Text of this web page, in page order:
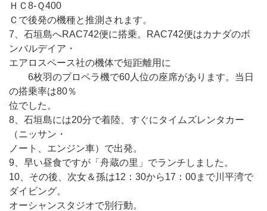
ＨＣ8-Ｑ400
Ｃで後発の機種と推測されます。
7、石垣島へRAC742便に搭乗。RAC742便はカナダのボ
ンバルデイア・
エアロスペース社の機体で短距離用に
6枚羽のプロペラ機で60人位の座席があります。当日
の搭乗率は80％
位でした。
8、石垣島には20分で着陸、すぐにタイムズレンタカー
（ニッサン・
ノート、エンジン車）で出発。
9、早い昼食ですが「舟蔵の里」でランチしました。
10、その後、次女＆孫は12：30から17：00まで川平湾で
ダイビング。
オーシャンスタジオで別行動。